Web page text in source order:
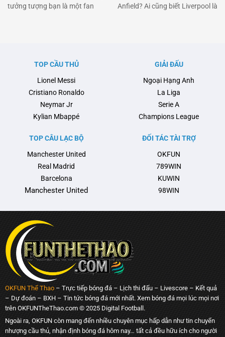
tưởng tượng bạn là một fan
gia đã quyết định tẩy chay sự
Anfield? Ai cũng biết Liverpool là
từng được kỳ vọng sẽ mang lại
TOP CẦU THỦ
Lionel Messi
Cristiano Ronaldo
Neymar Jr
Kylian Mbappé
GIẢI ĐẤU
Ngoại Hạng Anh
La Liga
Serie A
Champions League
TOP CÂU LẠC BỘ
Manchester United
Real Madrid
Barcelona
Manchester United
ĐỐI TÁC TÀI TRỢ
OKFUN
789WIN
KUWIN
98WIN
OKFUN Thể Thao– Trực tiếp bóng đá – Lịch thi đấu – Livescore – Kết quả
– Dự đoán – BXH – Tin tức bóng đá mới nhất. Xem bóng đá mọi lúc mọi nơi
trên OKFUNTheThao.com © 2025 Digital Football.
Ngoài ra, OKFUN còn mang đến nhiều chuyên mục hấp dẫn như tin chuyển
nhượng cầu thủ, nhận định bóng đá hôm nay… tất cả đều hữu ích cho người